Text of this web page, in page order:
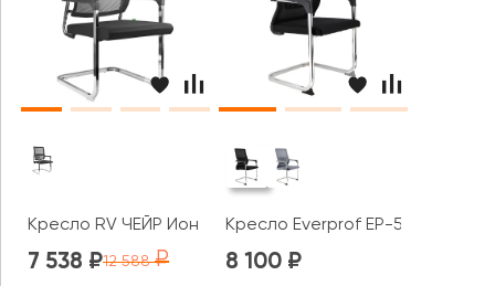
Кресло RV ЧЕЙР Ион / lone (D201)
7 538 12 588
Кресло Everprof EP-510
8 100